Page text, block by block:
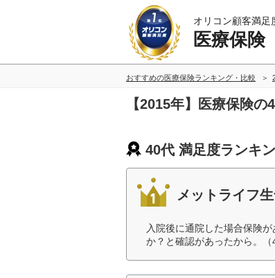
オリコン顧客満足
医療保険
おすすめの医療保険ランキング・比較
【2015年】医療保険
40代 満足度ランキ
メットライフ
入院後に通院した場合保険
か？と確認があったから。（